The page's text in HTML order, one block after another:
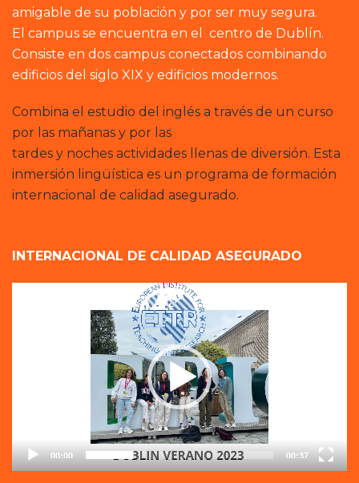
amigable de su población y por ser muy segura.
El campus se encuentra en el centro de Dublín.
Consiste en dos campus conectados combinando
edificios del siglo XIX y edificios modernos.
Combina el estudio del inglés a través de un curso
por las mañanas y por las
tardes y noches actividades llenas de diversión. Esta
inmersión lingüística es un programa de formación
internacional de calidad asegurado.
INTERNACIONAL DE CALIDAD ASEGURADO
00:00 00:37